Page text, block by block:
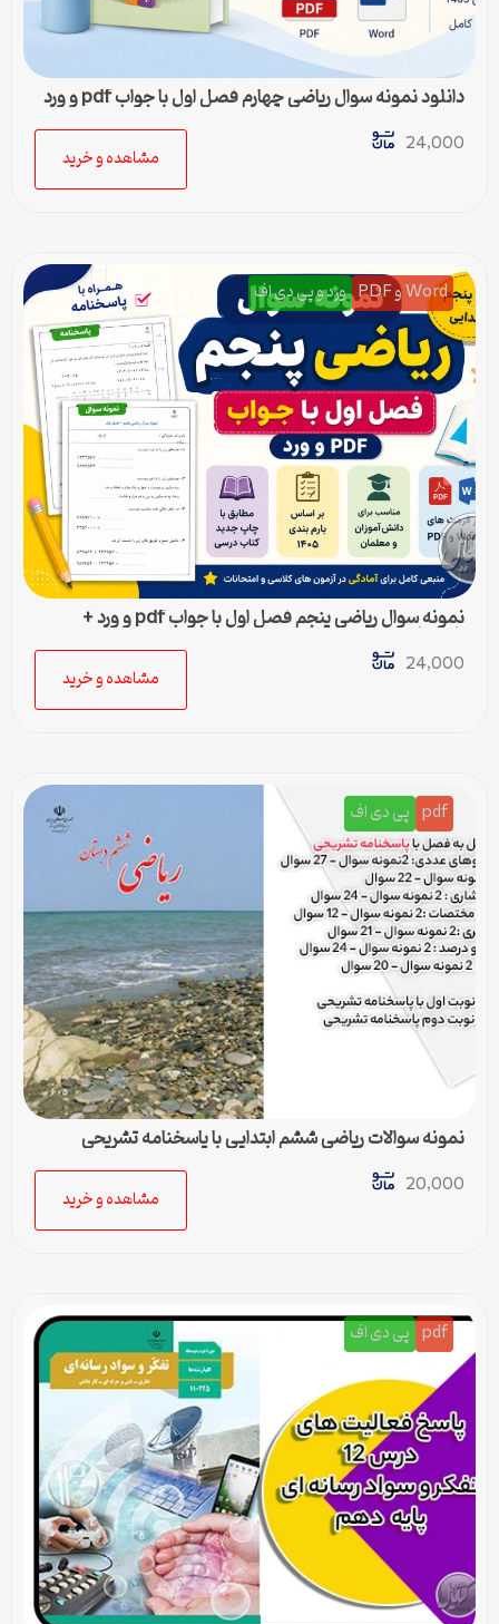
دانلود نمونه سوال ریاضی چهارم فصل اول با جواب pdf و ورد
24,000
مشاهده و خرید
Word و PDF ورد و پی دی اف
نمونه سوال ریاضی پنجم فصل اول با جواب pdf و ورد +
پاسخنامه
24,000
مشاهده و خرید
pdf پی دی اف
نمونه سوالات ریاضی ششم ابتدایی با پاسخنامه تشریحی
20,000
مشاهده و خرید
pdf پی دی اف